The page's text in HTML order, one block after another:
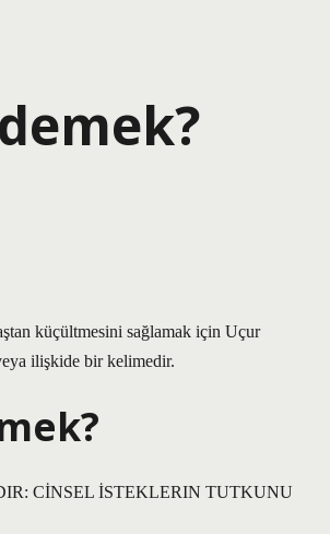
küçültmesini sağlamak için Uçur
ilişkide bir kelimedir.
CİNSEL İSTEKLERIN TUTKUNU